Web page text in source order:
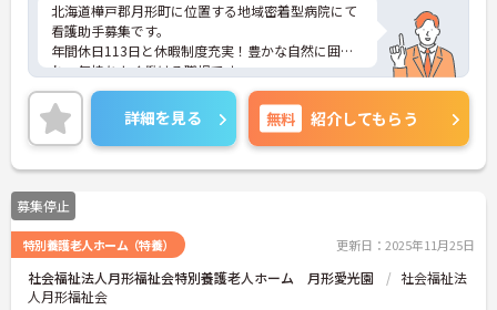
北海道樺戸郡月形町に位置する地域密着型病院にて
看護助手募集です。
年間休日113日と休暇制度充実！豊かな自然に囲ま
れ、気持ちよく働ける職場です。
ご興味のある方には、面接対策ポイントなど、さら
に詳細をお話いたしますので、お気軽にご相談くだ
さい。
詳細を見る 無料 紹介してもらう
募集停止
特別養護老人ホーム（特養） 更新日：2025年11月25日
社会福祉法人月形福祉会特別養護老人ホーム 月形愛光園
社会福祉法
人月形福祉会